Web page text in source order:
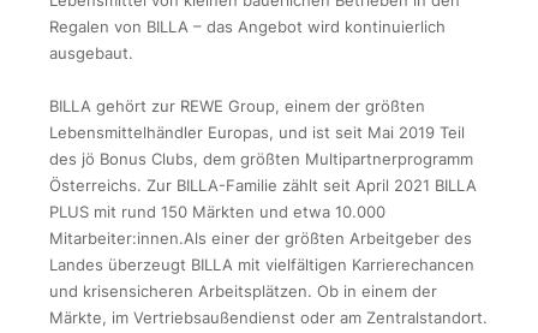
Regalen von BILLA – das Angebot wird kontinuierlich
ausgebaut.
BILLA gehört zur REWE Group, einem der größten
Lebensmittelhändler Europas, und ist seit Mai 2019 Teil
des jö Bonus Clubs, dem größten Multipartnerprogramm
Österreichs. Zur BILLA-Familie zählt seit April 2021 BILLA
PLUS mit rund 150 Märkten und etwa 10.000
Mitarbeiter:innen.Als einer der größten Arbeitgeber des
Landes überzeugt BILLA mit vielfältigen Karrierechancen
und krisensicheren Arbeitsplätzen. Ob in einem der
Märkte, im Vertriebsaußendienst oder am Zentralstandort.